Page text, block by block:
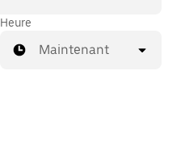
Heure
Maintenant